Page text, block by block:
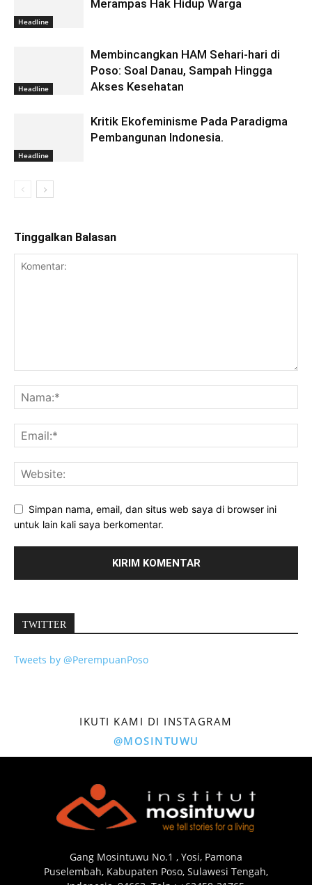
Headline
Merampas Hak Hidup Warga
Headline
Membincangkan HAM Sehari-hari di
Poso: Soal Danau, Sampah Hingga
Akses Kesehatan
Headline
Kritik Ekofeminisme Pada Paradigma
Pembangunan Indonesia.
Tinggalkan Balasan
Simpan nama, email, dan situs web saya di browser ini
untuk lain kali saya berkomentar.
TWITTER
Tweets by @PerempuanPoso
IKUTI KAMI DI INSTAGRAM
@MOSINTUWU
Gang Mosintuwu No.1 , Yosi, Pamona
Puselembah, Kabupaten Poso, Sulawesi Tengah,